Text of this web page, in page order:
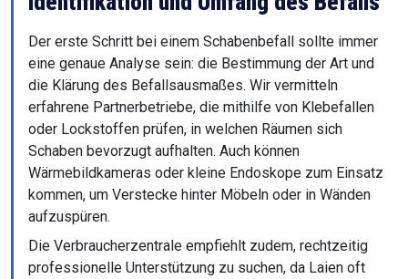
Der erste Schritt bei einem Schabenbefall sollte immer
eine genaue Analyse sein: die Bestimmung der Art und
die Klärung des Befallsausmaßes. Wir vermitteln
erfahrene Partnerbetriebe, die mithilfe von Klebefallen
oder Lockstoffen prüfen, in welchen Räumen sich
Schaben bevorzugt aufhalten. Auch können
Wärmebildkameras oder kleine Endoskope zum Einsatz
kommen, um Verstecke hinter Möbeln oder in Wänden
aufzuspüren.
Die Verbraucherzentrale empfiehlt zudem, rechtzeitig
professionelle Unterstützung zu suchen, da Laien oft